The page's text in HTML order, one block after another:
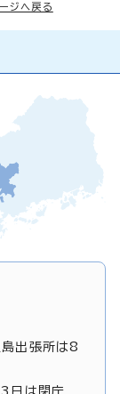
ジへ戻る
出張所は8
日は閉庁